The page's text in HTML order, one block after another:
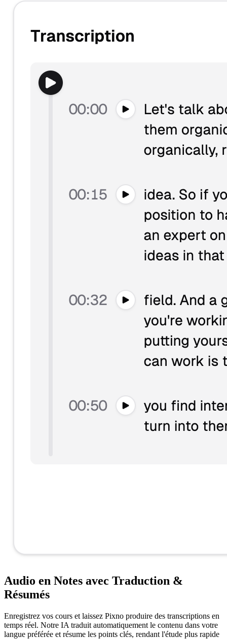
Audio en Notes avec Traduction &
Résumés
Enregistrez vos cours et laissez Pixno produire des transcriptions en
temps réel. Notre IA traduit automatiquement le contenu dans votre
langue préférée et résume les points clés, rendant l'étude plus rapide